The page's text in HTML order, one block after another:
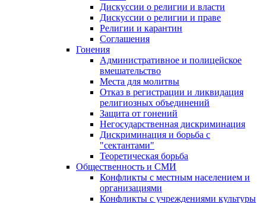
Дискуссии о религии и власти
Дискуссии о религии и праве
Религии и карантин
Соглашения
Гонения
Административное и полицейское
вмешательство
Места для молитвы
Отказ в регистрации и ликвидация
религиозных объединений
Защита от гонений
Негосударственная дискриминация
Дискриминация и борьба с
"сектантами"
Теоретическая борьба
Общественность и СМИ
Конфликты с местным населением и
организациями
Конфликты с учреждениями культуры